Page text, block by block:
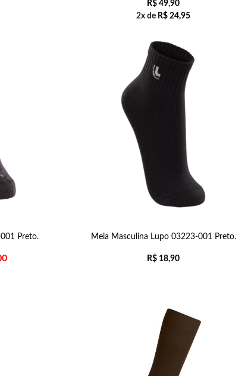
R$ 49,90
2x de R$ 24,95
Preto. Meia Masculina Lupo 03223-001 Preto.
R$ 18,90